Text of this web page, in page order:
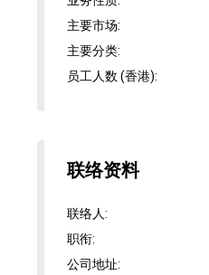
主要市场:
主要分类:
员工人数 (香港):
联络资料
联络人:
职衔:
公司地址: